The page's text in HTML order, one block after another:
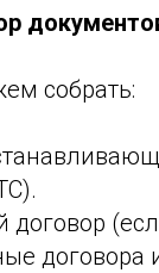
собрать:
договор
договора